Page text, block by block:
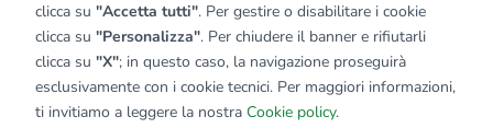
clicca su "Accetta tutti". Per gestire o disabilitare i cookie
clicca su "Personalizza". Per chiudere il banner e rifiutarli
clicca su "X"; in questo caso, la navigazione proseguirà
esclusivamente con i cookie tecnici. Per maggiori informazioni,
ti invitiamo a leggere la nostra Cookie policy.